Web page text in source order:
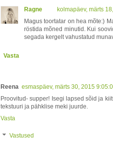
Ragne
kolmapäev, märts
Magus toortatar on hea mõte:)
röstida mõned minutid. Kui
segada kergelt vahustatud
Vasta
Reena esmaspäev, märts 30, 2015
Proovitud- supper! Isegi lapsed sõid ja
tekstuuri ja pähklise meki juurde.
Vasta
Vastused